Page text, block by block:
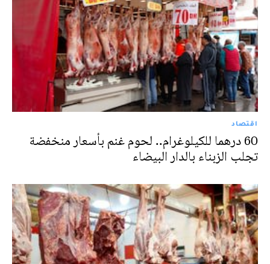
اقتصاد
60 درهما للكيلوغرام.. لحوم غنم بأسعار منخفضة
تجلب الزبناء بالدار البيضاء